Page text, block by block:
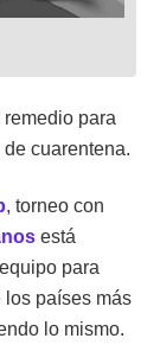
para
cuarentena.
, torneo con
está
para
los países más
lo mismo.